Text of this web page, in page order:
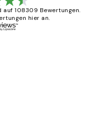
auf 108309 Bewertungen.
hier an.